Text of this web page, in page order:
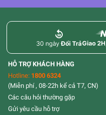
HỖ TRỢ KHÁCH HÀNG
Hotline: 1800 6324
(Miễn phí , 08-22h kể cả T7, CN)
Các câu hỏi thường gặp
Gửi yêu cầu hỗ trợ